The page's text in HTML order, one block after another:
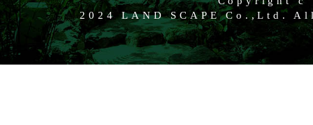
2024 LAND SCAPE Co.,Ltd.